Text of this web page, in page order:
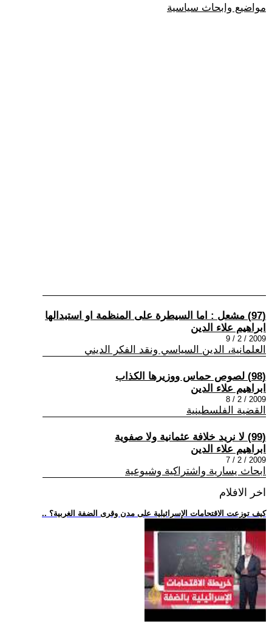
مواضيع وابحاث سياسية
(97) مشعل : اما السيطرة على المنظمة او استبدالها
ابراهيم علاء الدين
2009 / 2 / 9
العلمانية، الدين السياسي ونقد الفكر الديني
(98) لصوص حماس ووزيرها الكذاب
ابراهيم علاء الدين
2009 / 2 / 8
القضية الفلسطينية
(99) لا نريد خلافة عثمانية ولا صفوية
ابراهيم علاء الدين
2009 / 2 / 7
ابحاث يسارية واشتراكية وشيوعية
اخر الافلام
.. كيف توزعت الاقتحامات الإسرائيلية على مدن وقرى الضفة الغربية؟